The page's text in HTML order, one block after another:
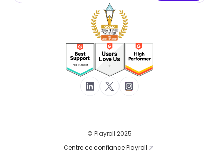
© Playroll 2025
Centre de confiance Playroll